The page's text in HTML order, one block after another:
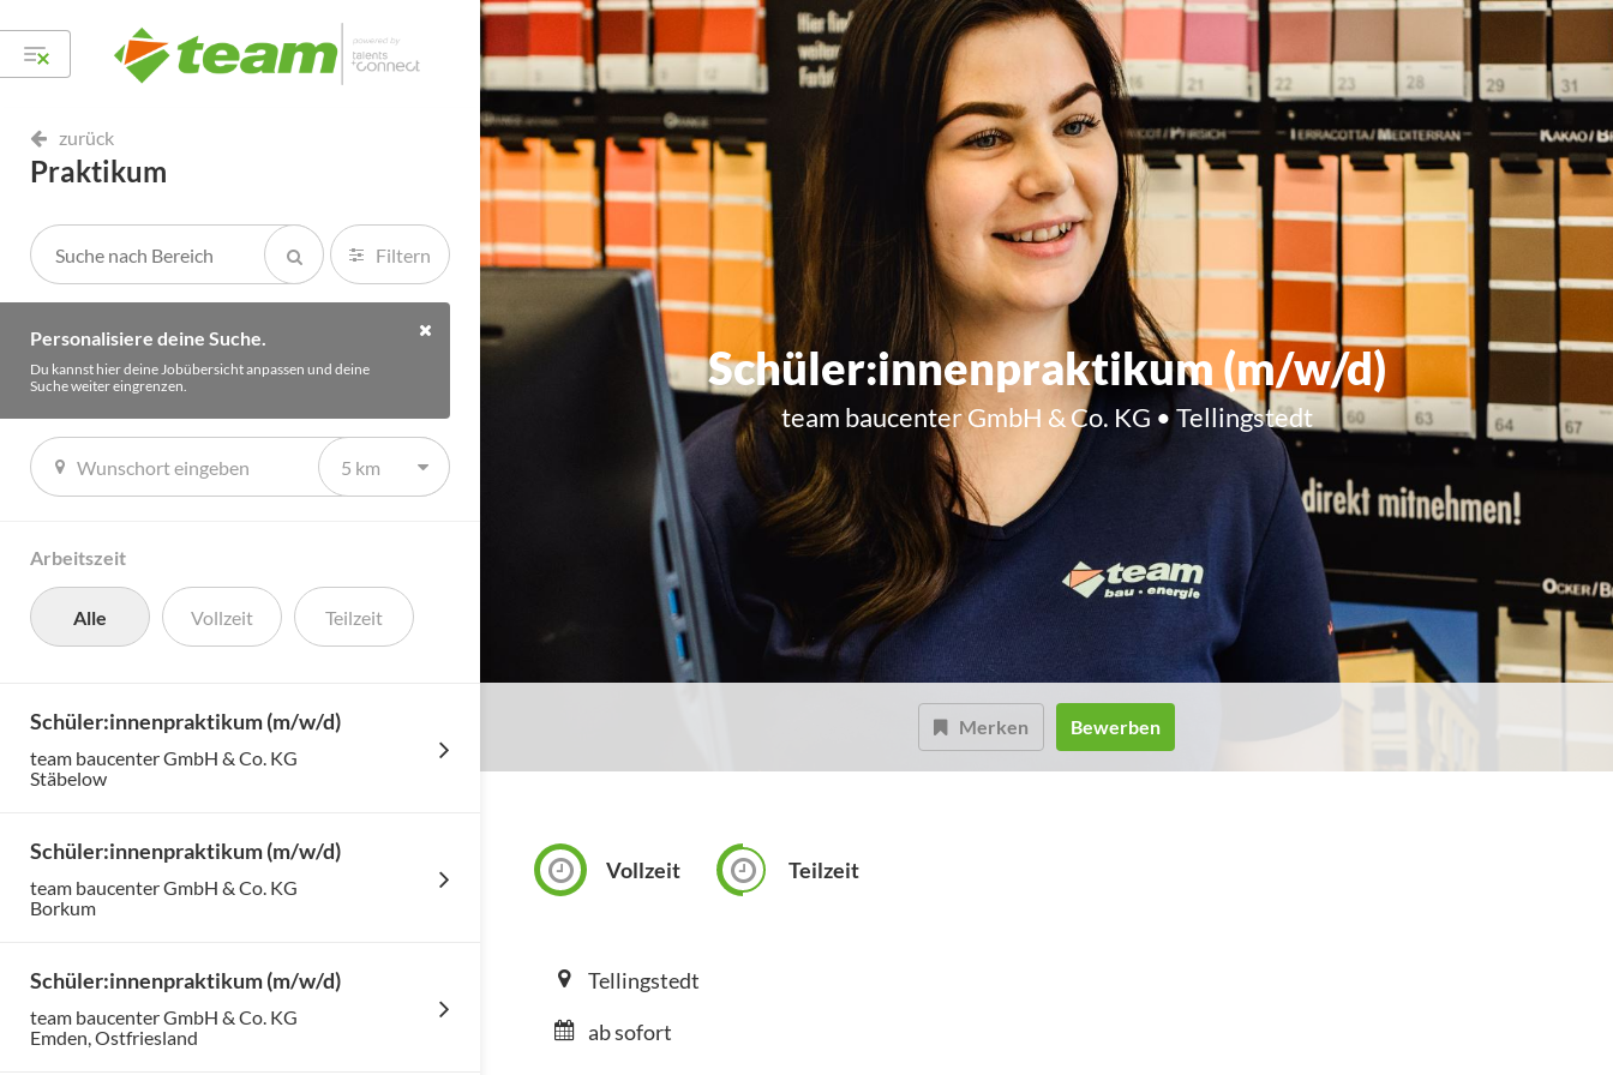
zurück
Praktikum
Filtern
Personalisiere deine Suche.
Du kannst hier deine Jobübersicht anpassen und deine
Suche weiter eingrenzen.
5 km
Arbeitszeit
Alle Vollzeit Teilzeit
Schüler:innenpraktikum (m/w/d)
team baucenter GmbH & Co. KG
Stäbelow
Schüler:innenpraktikum (m/w/d)
team baucenter GmbH & Co. KG
Borkum
Schüler:innenpraktikum (m/w/d)
team baucenter GmbH & Co. KG
Emden, Ostfriesland
Schüler:innenpraktikum (m/w/d)
team baucenter GmbH & Co. KG • Tellingstedt
Merken Bewerben
Vollzeit Teilzeit
Tellingstedt
ab sofort